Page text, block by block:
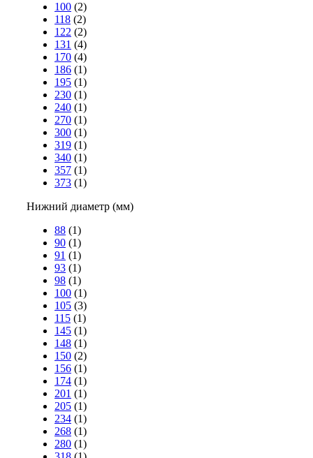
100 (2)
118 (2)
122 (2)
131 (4)
170 (4)
186 (1)
195 (1)
230 (1)
240 (1)
270 (1)
300 (1)
319 (1)
340 (1)
357 (1)
373 (1)
Нижний диаметр (мм)
88 (1)
90 (1)
91 (1)
93 (1)
98 (1)
100 (1)
105 (3)
115 (1)
145 (1)
148 (1)
150 (2)
156 (1)
174 (1)
201 (1)
205 (1)
234 (1)
268 (1)
280 (1)